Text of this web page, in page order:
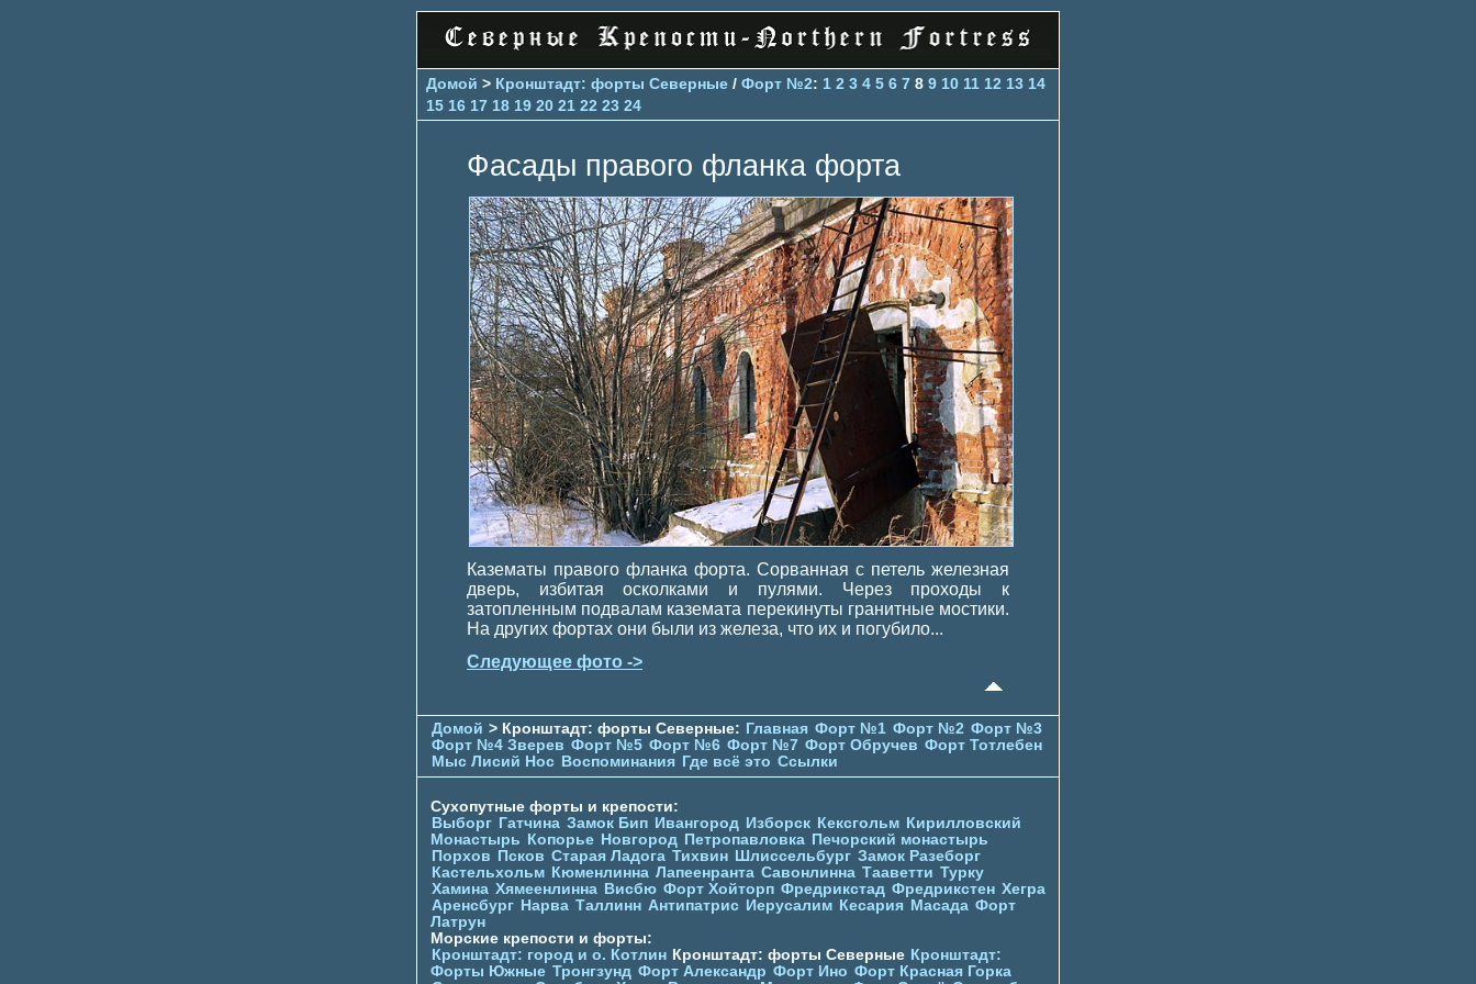
Домой > Кронштадт: форты Северные / Форт №2: 1 2 3 4 5 6 7 8 9 10 11 12 13 14
15 16 17 18 19 20 21 22 23 24
Фасады правого фланка форта
Казематы правого фланка форта. Сорванная с петель железная
дверь, избитая осколками и пулями. Через проходы к
затопленным подвалам каземата перекинуты гранитные мостики.
На других фортах они были из железа, что их и погубило...
Следующее фото ->
Домой > Кронштадт: форты Северные: Главная Форт №1 Форт №2 Форт №3
Форт №4 Зверев Форт №5 Форт №6 Форт №7 Форт Обручев Форт Тотлебен
Мыс Лисий Нос Воспоминания Где всё это Ссылки
Сухопутные форты и крепости:
Выборг Гатчина Замок Бип Ивангород Изборск Кексгольм Кирилловский
Монастырь
Копорье Новгород Петропавловка Печорcкий монастырь
Порхов
Псков Старая Ладога Тихвин Шлиссельбург Замок Разеборг
Кастельхольм Кюменлинна Лапеенранта Савонлинна Тааветти Турку
Хамина Хямеенлинна Висбю Форт Хойторп Фредрикстад Фредрикстен Хегра
Аренсбург Нарва Таллинн Антипатрис Иерусалим Кесария Масада Форт
Латрун
Морские крепости и форты:
Кронштадт: город и о. Котлин Кронштадт: форты Северные Кронштадт:
Форты Южные Тронгзунд Форт Александр Форт Ино Форт Красная Горка